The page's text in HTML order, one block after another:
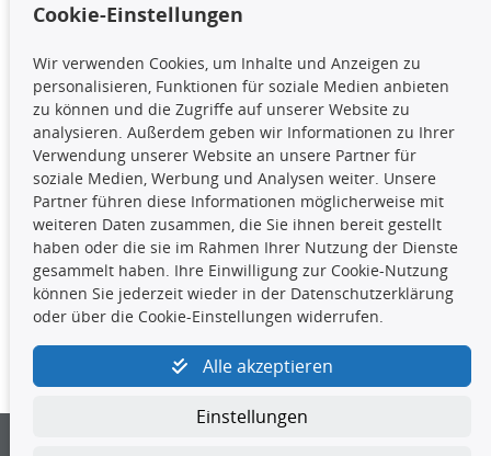
Die hier angezeigten Daten,
insbesondere die gesamte Datenbank,
dürfen nicht kopiert werden. Es ist zu
unterlassen, die Daten oder die gesamte Datenbank ohne
vorherige Zustimmung TecDocs zu vervielfältigen, zu
verbreiten und/oder diese Handlungen durch Dritte ausführen
zu lassen. Ein Zuwiderhandeln stellt eine
Urheberrechtsverletzung dar und wird verfolgt.
Kontakt
kundenservice@4yourcar.de
Cookie-Einstellungen
Wir verwenden Cookies, um Inhalte und Anzeigen zu
personalisieren, Funktionen für soziale Medien anbieten
zu können und die Zugriffe auf unserer Website zu
analysieren. Außerdem geben wir Informationen zu Ihrer
Verwendung unserer Website an unsere Partner für
soziale Medien, Werbung und Analysen weiter. Unsere
Partner führen diese Informationen möglicherweise mit
weiteren Daten zusammen, die Sie ihnen bereit gestellt
haben oder die sie im Rahmen Ihrer Nutzung der Dienste
gesammelt haben. Ihre Einwilligung zur Cookie-Nutzung
können Sie jederzeit wieder in der Datenschutzerklärung
oder über die Cookie-Einstellungen widerrufen.
Alle akzeptieren
Einstellungen